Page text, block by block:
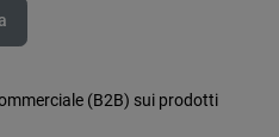
(B2B) sui prodotti